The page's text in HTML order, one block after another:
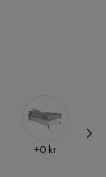
Pris
+0 kr